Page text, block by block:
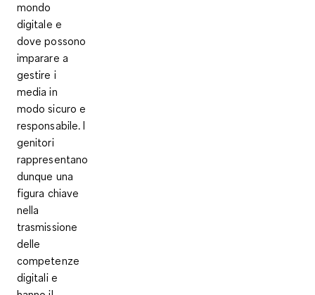
mondo
digitale e
dove possono
imparare a
gestire i
media in
modosicuro e
responsabile. I
genitori
rappresentano
dunque una
figura chiave
nella
trasmissione
delle
competenze
digitali e